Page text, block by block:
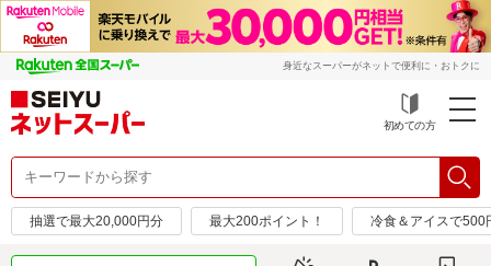
身近なスーパーがネットで便利に・おトクに
初めての方
抽選で最大20,000円分 最大200ポイント！ 冷食＆アイスで500